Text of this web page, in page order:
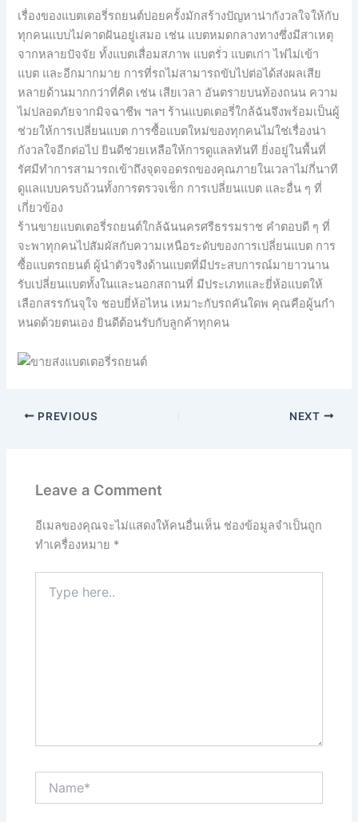
เรื่องของแบตเตอรี่รถยนต์บ่อยครั้งมักสร้างปัญหาน่ากังวลใจให้กับ
ทุกคนแบบไม่คาดฝันอยู่เสมอ เช่น แบตหมดกลางทางซึ่งมีสาเหตุ
จากหลายปัจจัย ทั้งแบตเสื่อมสภาพ แบตรั่ว แบตเก่า ไฟไม่เข้า
แบต และอีกมากมาย การที่รถไม่สามารถขับไปต่อได้ส่งผลเสีย
หลายด้านมากกว่าที่คิด เช่น เสียเวลา อันตรายบนท้องถนน ความ
ไม่ปลอดภัยจากมิจฉาชีพ ฯลฯ ร้านแบตเตอรี่ใกล้ฉันจึงพร้อมเป็นผู้
ช่วยให้การเปลี่ยนแบต การซื้อแบตใหม่ของทุกคนไม่ใช่เรื่องน่า
กังวลใจอีกต่อไป ยินดีช่วยเหลือให้การดูแลลทันที ยิ่งอยู่ในพื้นที่
รัศมีทำการสามารถเข้าถึงจุดจอดรถของคุณภายในเวลาไม่กี่นาที
ดูแลแบบครบถ้วนทั้งการตรวจเช็ก การเปลี่ยนแบต และอื่น ๆ ที่
เกี่ยวข้อง
ร้านขายแบตเตอรี่รถยนต์ใกล้ฉันนครศรีธรรมราช คำตอบดี ๆ ที่
จะพาทุกคนไปสัมผัสกับความเหนือระดับของการเปลี่ยนแบต การ
ซื้อแบตรถยนต์ ผู้นำตัวจริงด้านแบตที่มีประสบการณ์มายาวนาน
รับเปลี่ยนแบตทั้งในและนอกสถานที่ มีประเภทและยี่ห้อแบตให้
เลือกสรรกันจุใจ ชอบยี่ห้อไหน เหมาะกับรถคันใดพ คุณคือผู้นกำ
หนดด้วยตนเอง ยินดีต้อนรับกับลูกค้าทุกคน
PREVIOUS NEXT
Leave a Comment
อีเมลของคุณจะไม่แสดงให้คนอื่นเห็น ช่องข้อมูลจำเป็นถูก
ทำเครื่องหมาย *
here..